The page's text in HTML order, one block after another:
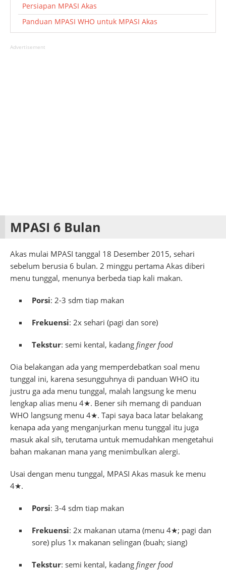
Persiapan MPASI Akas
Panduan MPASI WHO untuk MPASI Akas
Advertisement
MPASI 6 Bulan
Akas mulai MPASI tanggal 18 Desember 2015, sehari
sebelum berusia 6 bulan. 2 minggu pertama Akas diberi
menu tunggal, menunya berbeda tiap kali makan.
Porsi: 2-3 sdm tiap makan
Frekuensi: 2x sehari (pagi dan sore)
Tekstur: semi kental, kadang finger food
Oia belakangan ada yang memperdebatkan soal menu
tunggal ini, karena sesungguhnya di panduan WHO itu
justru ga ada menu tunggal, malah langsung ke menu
lengkap alias menu 4★. Bener sih memang di panduan
WHO langsung menu 4★. Tapi saya baca latar belakang
kenapa ada yang menganjurkan menu tunggal itu juga
masuk akal sih, terutama untuk memudahkan mengetahui
bahan makanan mana yang menimbulkan alergi.
Usai dengan menu tunggal, MPASI Akas masuk ke menu
4★.
Porsi: 3-4 sdm tiap makan
Frekuensi: 2x makanan utama (menu 4★; pagi dan
sore) plus 1x makanan selingan (buah; siang)
Tekstur: semi kental, kadang finger food